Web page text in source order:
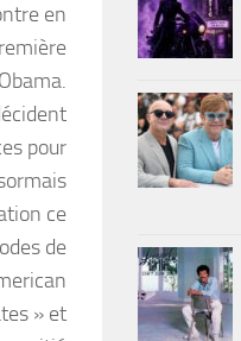
en
pour
ce
de
» et